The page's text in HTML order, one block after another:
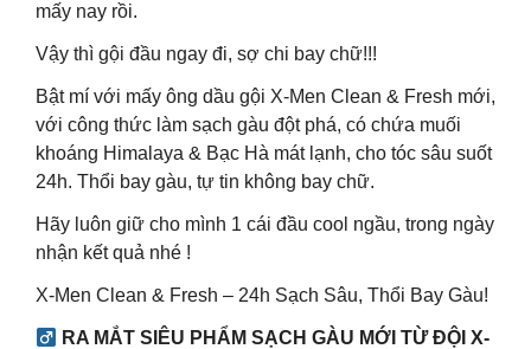
mấy nay rồi.
Vậy thì gội đầu ngay đi, sợ chi bay chữ!!!
Bật mí với mấy ông dầu gội X-Men Clean & Fresh mới,
với công thức làm sạch gàu đột phá, có chứa muối
khoáng Himalaya & Bạc Hà mát lạnh, cho tóc sâu suốt
24h. Thổi bay gàu, tự tin không bay chữ.
Hãy luôn giữ cho mình 1 cái đầu cool ngầu, trong ngày
nhận kết quả nhé !
X-Men Clean & Fresh – 24h Sạch Sâu, Thổi Bay Gàu!
‍ RA MẮT SIÊU PHẨM SẠCH GÀU MỚI TỪ ĐỘI X-